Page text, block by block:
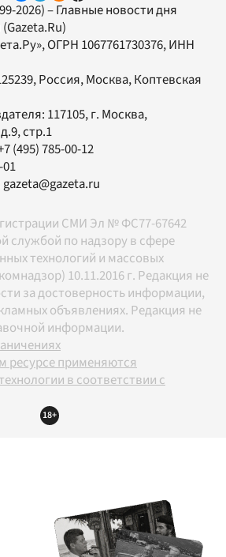
2026) – Главные новости дня
(Gazeta.Ru)
, ОГРН 1067761730376, ИНН
Россия, Москва, Коптевская
117105, г. Москва,
стр.1
(495) 785-00-12
01
gazeta@gazeta.ru
СМИ Эл № ФС77-67642
службой по надзору в сфере
технологий и массовых
10.11.2016 г. Редакция не
за достоверность информации,
объявлениях. Редакция не
информации.
ресурсе применяются
в соответствии с
18+